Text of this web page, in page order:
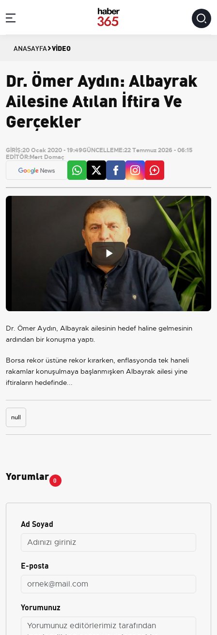
ANASAYFA VIDEO
Dr. Ömer Aydın: Albayrak
Ailesine Atılan İftira Ve
Gerçekler
GİRİŞ:20 Ocak 2020 - 19:49GÜNCELLEME:22 Temmuz 2026 - 06:15
EDİTÖR:Mert Domaç
Play
Video
Dr. Ömer Aydın, Albayrak ailesinin hedef haline gelmesinin
ardından bir konuşma yaptı.
Borsa rekor üstüne rekor kırarken, enflasyonda tek haneli
rakamlar konuşulmaya başlanmışken Albayrak ailesi yine
iftiraların hedefinde...
null
Yorumlar 0
Ad Soyad
E-posta
Yorumunuz